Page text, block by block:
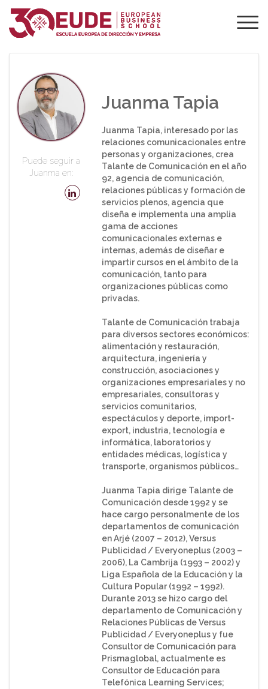
PROFESORADO DE
EUDE
Puede seguir a
Juanma en:
Juanma Tapia
Juanma Tapia, interesado por las
relaciones comunicacionales entre
personas y organizaciones, crea
Talante de Comunicación en el año
92, agencia de comunicación,
relaciones públicas y formación de
servicios plenos, agencia que
diseña e implementa una amplia
gama de acciones
comunicacionales externas e
internas, además de diseñar e
impartir cursos en el ámbito de la
comunicación, tanto para
organizaciones públicas como
privadas.
Talante de Comunicación trabaja
para diversos sectores económicos:
alimentación y restauración,
arquitectura, ingeniería y
construcción, asociaciones y
organizaciones empresariales y no
empresariales, consultoras y
servicios comunitarios,
espectáculos y deporte, import-
export, industria, tecnología e
informática, laboratorios y
entidades médicas, logística y
transporte, organismos públicos…
Juanma Tapia dirige Talante de
Comunicación desde 1992 y se
hace cargo personalmente de los
departamentos de comunicación
en Arjé (2007 – 2012), Versus
Publicidad / Everyoneplus (2003 –
2006), La Cambrija (1993 – 2002) y
Liga Española de la Educación y la
Cultura Popular (1992 – 1992).
Durante 2013 se hizo cargo del
departamento de Comunicación y
Relaciones Públicas de Versus
Publicidad / Everyoneplus y fue
Consultor de Comunicación para
Prismaglobal, actualmente es
Consultor de Educación para
Telefónica Learning Services;